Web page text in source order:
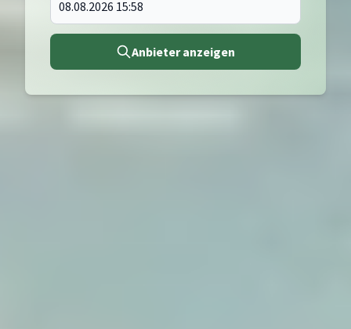
Anbieter anzeigen